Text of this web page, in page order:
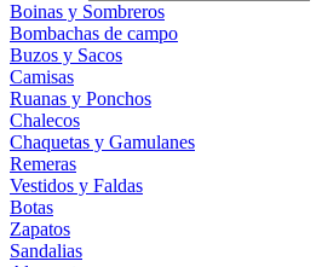
Boinas y Sombreros
Bombachas de campo
Buzos y Sacos
Camisas
Ruanas y Ponchos
Chalecos
Chaquetas y Gamulanes
Remeras
Vestidos y Faldas
Botas
Zapatos
Sandalias